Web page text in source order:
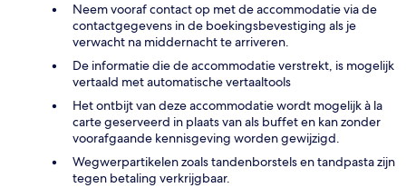
Neem vooraf contact op met de accommodatie via de
contactgegevens in de boekingsbevestiging als je
verwacht na middernacht te arriveren.
De informatie die de accommodatie verstrekt, is mogelijk
vertaald met automatische vertaaltools
Het ontbijt van deze accommodatie wordt mogelijk à la
carte geserveerd in plaats van als buffet en kan zonder
voorafgaande kennisgeving worden gewijzigd.
Wegwerpartikelen zoals tandenborstels en tandpasta zijn
tegen betaling verkrijgbaar.